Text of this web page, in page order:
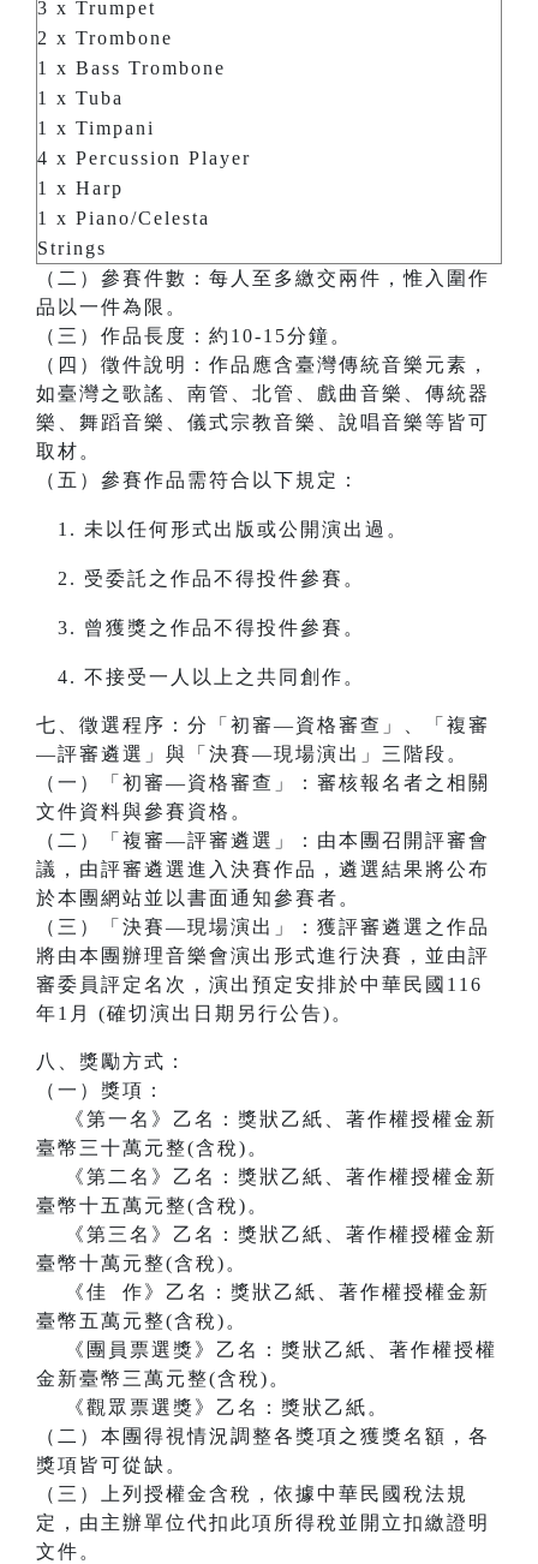
3 x Trumpet
2 x Trombone
1 x Bass Trombone
1 x Tuba
1 x Timpani
4 x Percussion Player
1 x Harp
1 x Piano/Celesta
Strings
（二）參賽件數：每人至多繳交兩件，惟入圍作
品以一件為限。
（三）作品長度：約10-15分鐘。
（四）徵件說明：作品應含臺灣傳統音樂元素，
如臺灣之歌謠、南管、北管、戲曲音樂、傳統器
樂、舞蹈音樂、儀式宗教音樂、說唱音樂等皆可
取材。
（五）參賽作品需符合以下規定：
未以任何形式出版或公開演出過。
受委託之作品不得投件參賽。
曾獲獎之作品不得投件參賽。
不接受一人以上之共同創作。
七、徵選程序：分「初審—資格審查」、「複審
—評審遴選」與「決賽—現場演出」三階段。
（一）「初審—資格審查」：審核報名者之相關
文件資料與參賽資格。
（二）「複審—評審遴選」：由本團召開評審會
議，由評審遴選進入決賽作品，遴選結果將公布
於本團網站並以書面通知參賽者。
（三）「決賽—現場演出」：獲評審遴選之作品
將由本團辦理音樂會演出形式進行決賽，並由評
審委員評定名次，演出預定安排於中華民國116
年1月 (確切演出日期另行公告)。
八、獎勵方式：
（一）獎項：
《第一名》乙名：獎狀乙紙、著作權授權金新
臺幣三十萬元整(含稅)。
《第二名》乙名：獎狀乙紙、著作權授權金新
臺幣十五萬元整(含稅)。
《第三名》乙名：獎狀乙紙、著作權授權金新
臺幣十萬元整(含稅)。
《佳 作》乙名：獎狀乙紙、著作權授權金新
臺幣五萬元整(含稅)。
《團員票選獎》乙名：獎狀乙紙、著作權授權
金新臺幣三萬元整(含稅)。
《觀眾票選獎》乙名：獎狀乙紙。
（二）本團得視情況調整各獎項之獲獎名額，各
獎項皆可從缺。
（三）上列授權金含稅，依據中華民國稅法規
定，由主辦單位代扣此項所得稅並開立扣繳證明
文件。